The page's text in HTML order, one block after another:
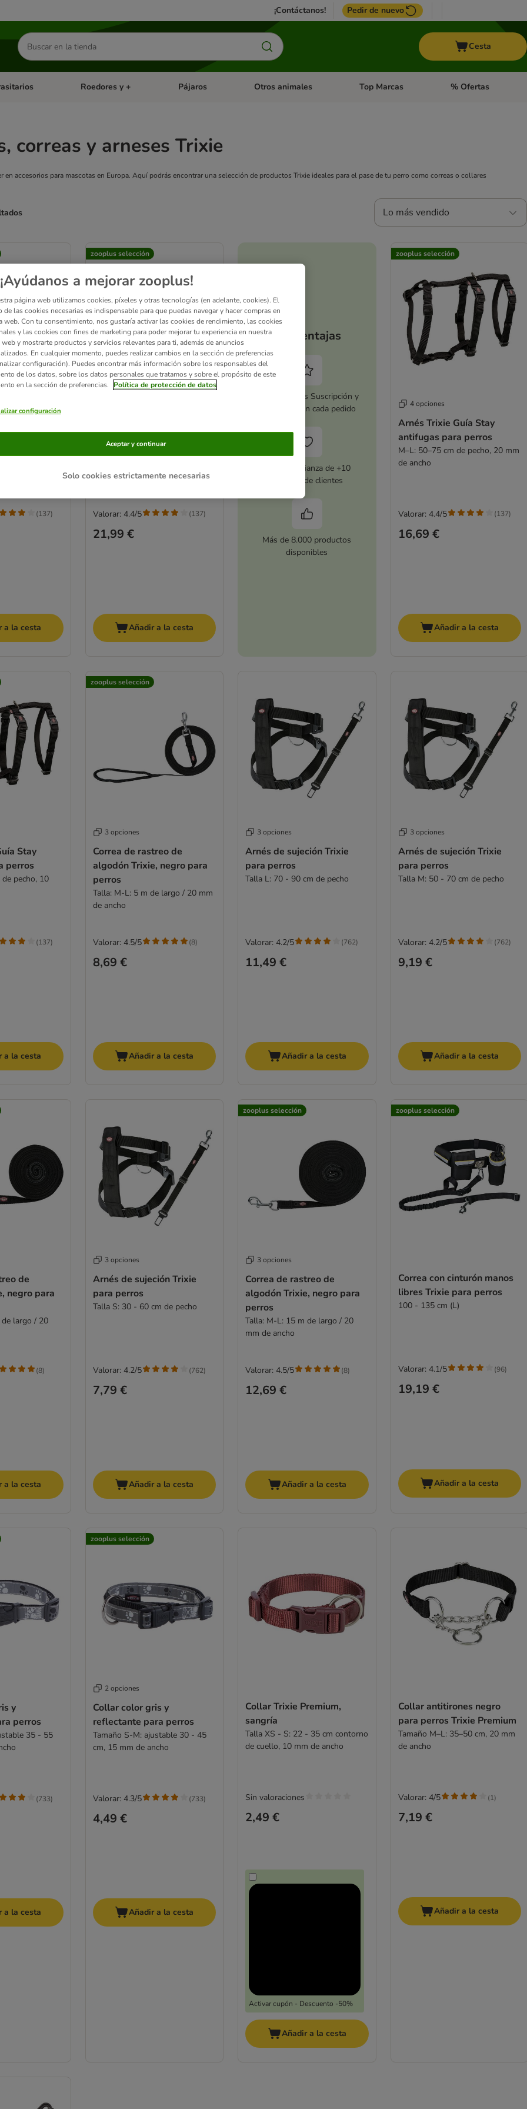
¡Contáctanos! Pedir de nuevo
Buscar
productos
Cesta
abierto: Dieta Vet.Menú de categoria abierto: Antiparasitarios
Roedores y + Menú de categoria abierto: Roedores y +
Pájaros Menú de categoria abierto: Pájaros
Otros animales Menú de categoria abierto: Otros animales
Top Marcas Menú de categoria
% Ofertas
correas y arneses Trixie
en accesorios para mascotas en Europa. Aquí podrás encontrar una selección de productos Trixie ideales para el pase de tu perro como correas o collares
Lo más vendido
Stay
pecho, 15 mm
(137)
a la cesta
zooplus selección
L–XL: 75–100 cm de pecho, 25
21,99 €
Valorar: 4.4/5 (137)
Añadir a la cesta
Tus ventajas
Activa zooplus Suscripción y
ahorra 5 % en cada pedido
Con la confianza de +10
millones de clientes
Más de 8.000 productos
disponibles
zooplus selección
4 opciones
Arnés Trixie Guía Stay
antifugas para perros
M–L: 50–75 cm de pecho, 20 mm
de ancho
16,69 €
Valorar: 4.4/5 (137)
Añadir a la cesta
Stay
perros
pecho, 10
(137)
a la cesta
zooplus selección
3 opciones
Correa de rastreo de
algodón Trixie, negro para
perros
Talla: M-L: 5 m de largo / 20 mm
de ancho
8,69 €
Valorar: 4.5/5 (8)
Añadir a la cesta
3 opciones
Arnés de sujeción Trixie
para perros
Talla L: 70 - 90 cm de pecho
11,49 €
Valorar: 4.2/5 (762)
Añadir a la cesta
3 opciones
Arnés de sujeción Trixie
para perros
Talla M: 50 - 70 cm de pecho
9,19 €
Valorar: 4.2/5 (762)
Añadir a la cesta
de
negro para
largo / 20
(8)
a la cesta
3 opciones
Arnés de sujeción Trixie
para perros
Talla S: 30 - 60 cm de pecho
7,79 €
Valorar: 4.2/5 (762)
Añadir a la cesta
zooplus selección
3 opciones
Correa de rastreo de
algodón Trixie, negro para
perros
Talla: M-L: 15 m de largo / 20
mm de ancho
12,69 €
Valorar: 4.5/5 (8)
Añadir a la cesta
zooplus selección
Correa con cinturón manos
libres Trixie para perros
100 - 135 cm (L)
19,19 €
Valorar: 4.1/5 (96)
Añadir a la cesta
y
perros
35 - 55
(733)
a la cesta
zooplus selección
2 opciones
Collar color gris y
reflectante para perros
Tamaño S-M: ajustable 30 - 45
cm, 15 mm de ancho
4,49 €
Valorar: 4.3/5 (733)
Añadir a la cesta
Collar Trixie Premium,
sangría
Talla XS - S: 22 - 35 cm contorno
de cuello, 10 mm de ancho
2,49 €
Activar cupón - Descuento -50%
Sin valoraciones
Añadir a la cesta
Collar antitirones negro
para perros Trixie Premium
Tamaño M–L: 35–50 cm, 20 mm
de ancho
7,19 €
Valorar: 4/5 (1)
Añadir a la cesta
¡Ayúdanos a mejorar zooplus!
página web utilizamos cookies, píxeles y otras tecnologías (en adelante, cookies). El
de las cookies necesarias es indispensable para que puedas navegar y hacer compras en
web. Con tu consentimiento, nos gustaría activar las cookies de rendimiento, las cookies
y las cookies con fines de marketing para poder mejorar tu experiencia en nuestra
web y mostrarte productos y servicios relevantes para ti, además de anuncios
En cualquier momento, puedes realizar cambios en la sección de preferencias
configuración). Puedes encontrar más información sobre los responsables del
de los datos, sobre los datos personales que tratamos y sobre el propósito de este
en la sección de preferencias.
Política de protección de datos
configuración
Solo cookies estrictamente necesarias
Aceptar y continuar